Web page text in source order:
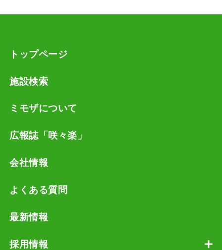
トップページ
施設検索
ミモザについて
広報誌「咲々楽」
会社情報
よくある質問
最新情報
採用情報